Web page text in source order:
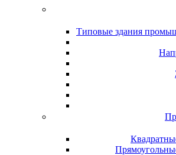
Типовые здания